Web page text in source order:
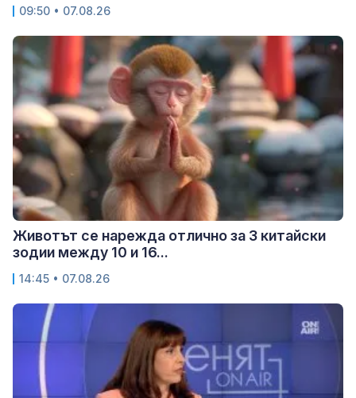
09:50 • 07.08.26
Животът се нарежда отлично за 3 китайски
зодии между 10 и 16...
14:45 • 07.08.26